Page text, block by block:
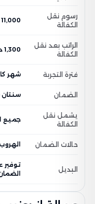
رسوم نقل
الكفالة
11,000 درهم
الراتب بعد نقل
الكفالة
1,300 درهم
فترة التجربة شهر
الضمان سنتان
يشمل نقل
الكفالة
جميع
حالات الضمان
البديل
توفير